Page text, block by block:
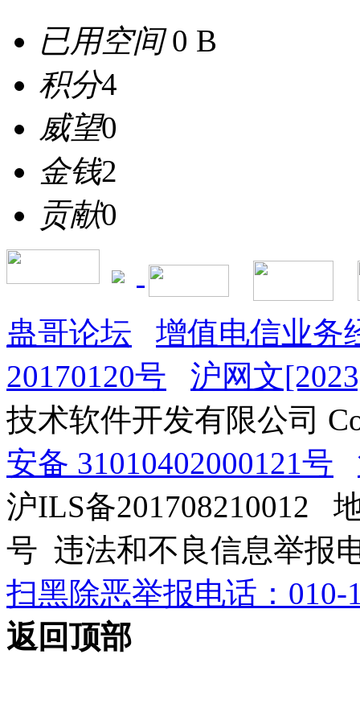
已用空间0 B
积分4
威望0
金钱2
贡献0
蛊哥论坛
增值电信业务
20170120号
沪网文
技术软件开发有限公司
安备 31010402000121号
沪ILS备201708210012
号 违法和不良信息举报
扫黑除恶举报电话：010-
返回顶部